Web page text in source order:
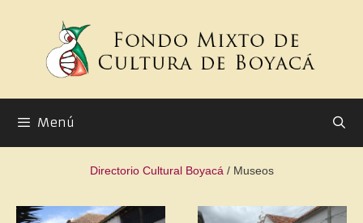
Menú
Directorio Cultural Boyacá / Museos